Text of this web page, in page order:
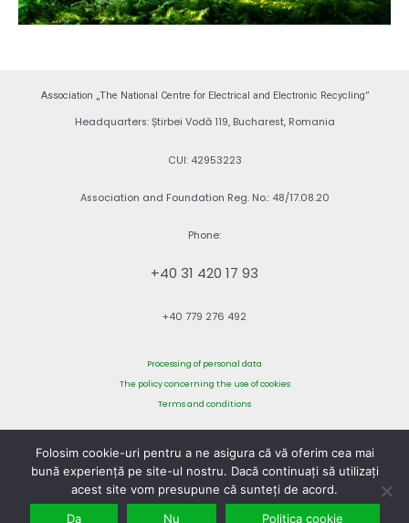
Association „The National Centre for Electrical and Electronic Recycling”
Headquarters: Știrbei Vodă 119, Bucharest, Romania
CUI: 42953223
Association and Foundation Reg. No.: 48/17.08.20
Phone:
+40 31 420 17 93
+40 779 276 492
Processing of personal data
The policy concerning the use of cookies
Terms and conditions
©2026 CNREE Association. All rights reserved.
Folosim cookie-uri pentru a ne asigura că vă oferim cea mai
bună experiență pe site-ul nostru. Dacă continuați să utilizați
acest site vom presupune că sunteți de acord.
Da
Nu Politica cookie